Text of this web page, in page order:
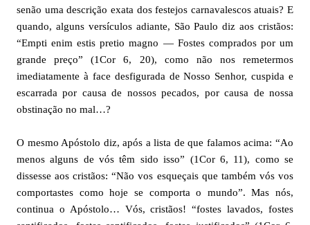
senão uma descrição exata dos festejos carnavalescos atuais? E
quando, alguns versículos adiante, São Paulo diz aos cristãos:
“Empti enim estis pretio magno — Fostes comprados por um
grande preço” (1Cor 6, 20), como não nos remetermos
imediatamente à face desfigurada de Nosso Senhor, cuspida e
escarrada por causa de nossos pecados, por causa de nossa
obstinação no mal…?
O mesmo Apóstolo diz, após a lista de que falamos acima: “Ao
menos alguns de vós têm sido isso” (1Cor 6, 11), como se
dissesse aos cristãos: “Não vos esqueçais que também vós vos
comportastes como hoje se comporta o mundo”. Mas nós,
continua o Apóstolo… Vós, cristãos! “fostes lavados, fostes